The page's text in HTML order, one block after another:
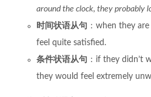
around the clock, they probably
时间状语从句 ：when they
feel quite satisfied.
条件状语从句 ：if they didn’t
they would feel extremely